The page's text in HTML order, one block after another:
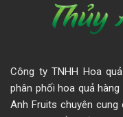
Công ty TNHH Hoa
phân phối hoa quả
Anh Fruits chuyên cung